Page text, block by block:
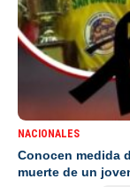
NACIONALES
Conocen medida
muerte de un